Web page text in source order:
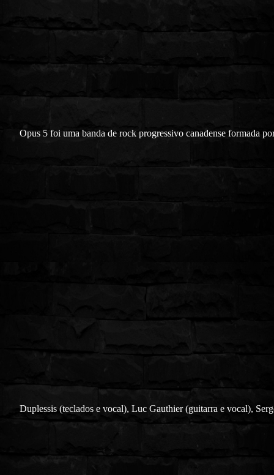
Opus 5 foi uma banda de rock progressivo canadense formada
Duplessis(teclados e vocal), Luc Gauthier(guitarra e vocal),